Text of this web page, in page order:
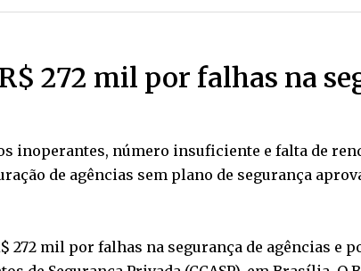
272 mil por falhas na
inoperantes, número insuficiente e falta de
de agências sem plano de segurança
mil por falhas na segurança de agências e